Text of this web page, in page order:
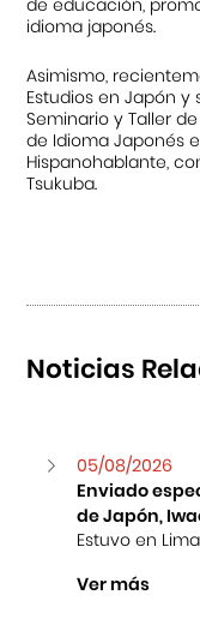
de educación,
idioma japonés.
Asimismo,
Estudios en Japón y
Seminario y Taller
de Idioma Japonés
Hispanohablante,
Tsukuba.
Noticias
05/08/2026
Enviado
de Japón,
Estuvo en
Ver más